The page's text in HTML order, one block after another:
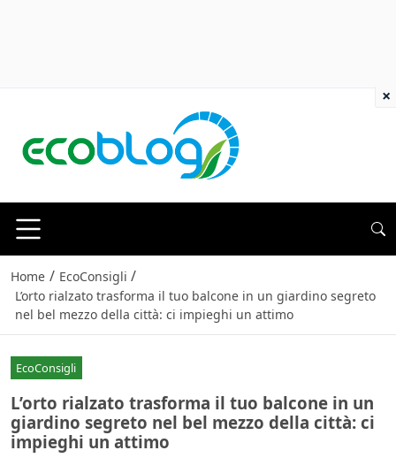
Home / EcoConsigli /
L’orto rialzato trasforma il tuo balcone in un giardino segreto
nel bel mezzo della città: ci impieghi un attimo
EcoConsigli
L’orto rialzato trasforma il tuo balcone in un
giardino segreto nel bel mezzo della città: ci
impieghi un attimo
×